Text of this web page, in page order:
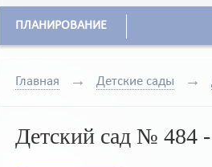
ПЛАНИРОВАНИЕ
Главная Детские сады
Детский сад №